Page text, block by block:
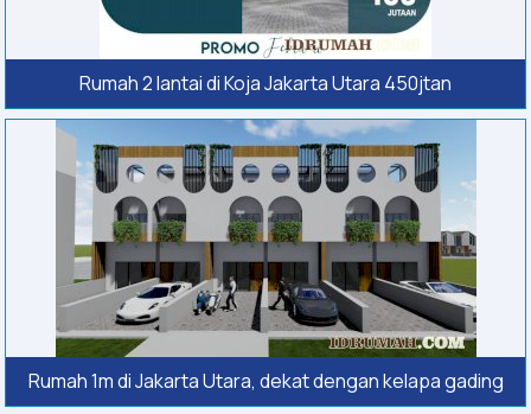
Rumah 2 lantai di Koja Jakarta Utara 450jtan
Rumah 1m di Jakarta Utara, dekat dengan kelapa gading